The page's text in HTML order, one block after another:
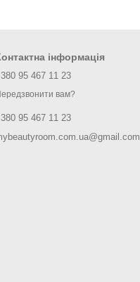
інформація
95 467 11 23
вам?
95 467 11 23